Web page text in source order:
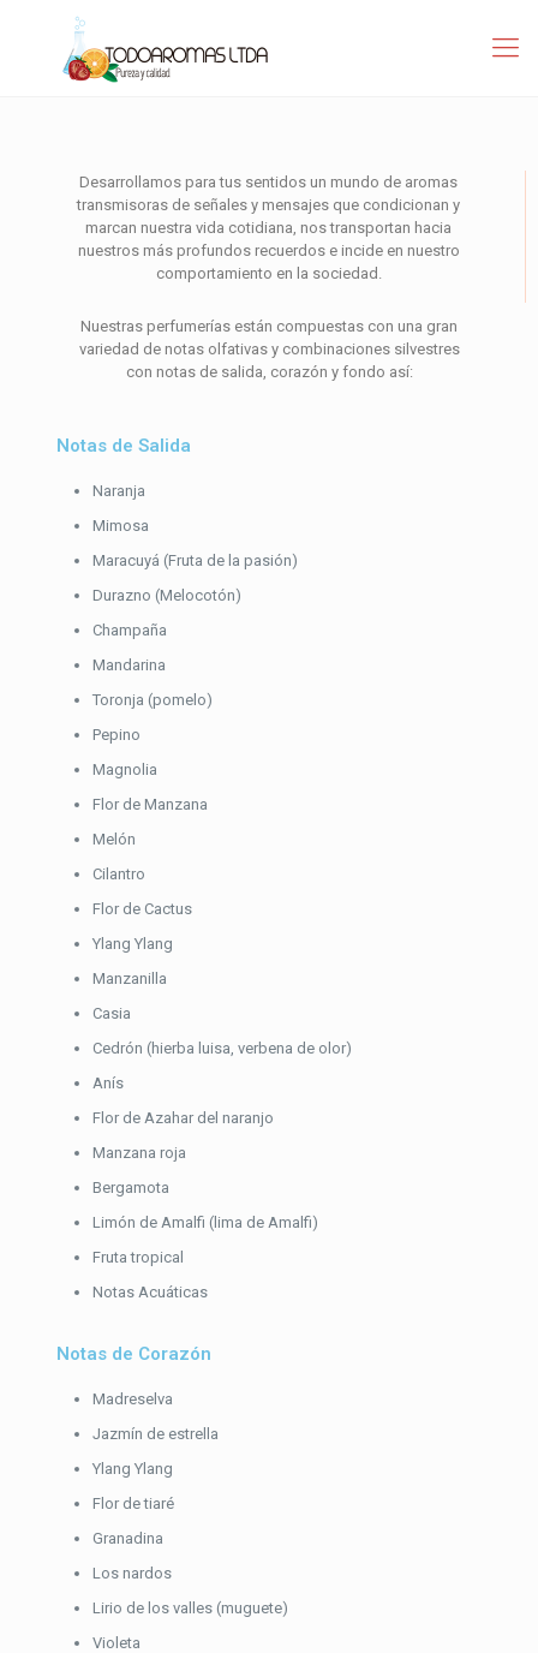
Desarrollamos para tus sentidos un mundo de aromas
transmisoras de señales y mensajes que condicionan y
marcan nuestra vida cotidiana, nos transportan hacia
nuestros más profundos recuerdos e incide en nuestro
comportamiento en la sociedad.
Nuestras perfumerías están compuestas con una gran
variedad de notas olfativas y combinaciones silvestres
con notas de salida, corazón y fondo así:
Notas de Salida
Naranja
Mimosa
Maracuyá (Fruta de la pasión)
Durazno (Melocotón)
Champaña
Mandarina
Toronja (pomelo)
Pepino
Magnolia
Flor de Manzana
Melón
Cilantro
Flor de Cactus
Ylang Ylang
Manzanilla
Casia
Cedrón (hierba luisa, verbena de olor)
Anís
Flor de Azahar del naranjo
Manzana roja
Bergamota
Limón de Amalfi (lima de Amalfi)
Fruta tropical
Notas Acuáticas
Notas de Corazón
Madreselva
Jazmín de estrella
Ylang Ylang
Flor de tiaré
Granadina
Los nardos
Lirio de los valles (muguete)
Violeta